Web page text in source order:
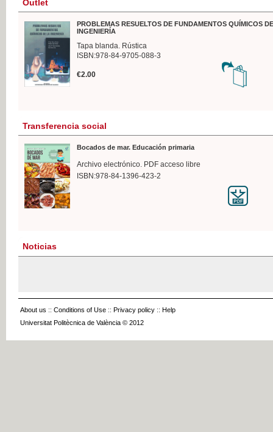
Outlet
PROBLEMAS RESUELTOS DE FUNDAMENTOS QUÍMICOS
INGENIERÍA
Tapa blanda. Rústica
ISBN:978-84-9705-088-3
€2.00
Transferencia social
Bocados de mar. Educación primaria
Archivo electrónico. PDF acceso libre
ISBN:978-84-1396-423-2
Noticias
About us :: Conditions of Use :: Privacy policy :: Help
Universitat Politècnica de València © 2012